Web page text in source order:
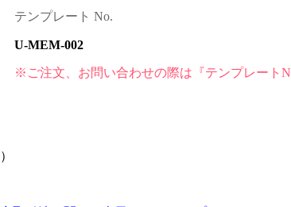
テンプレート No.
U-MEM-002
※ご注文、お問い合わせの際は『テンプレート